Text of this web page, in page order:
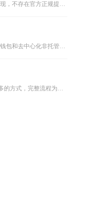
雷达币账户里面的资金已经无法正常提现，不存在官方正规提现渠道...
开通虚拟币钱包主要分为托管式交易所钱包和去中心化非托管钱包两...
境外平台P2P场外交易是普通人接触最多的方式，完整流程为先完...